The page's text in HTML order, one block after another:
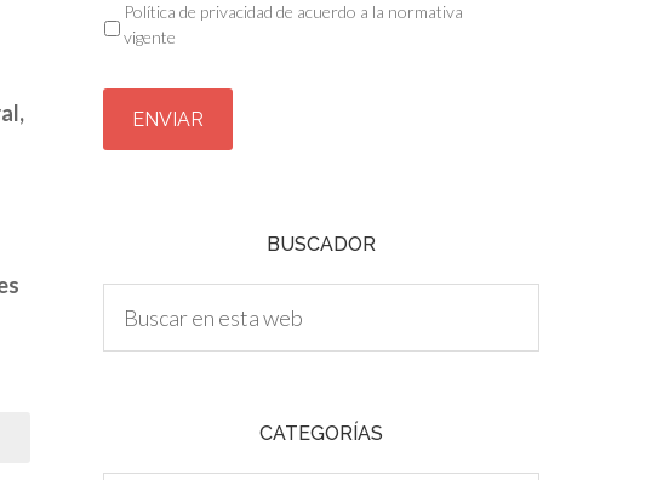
Política de privacidad de acuerdo a la normativa
vigente
T
BUSCADOR
CATEGORÍAS